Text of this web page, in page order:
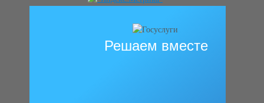
Решаем вместе